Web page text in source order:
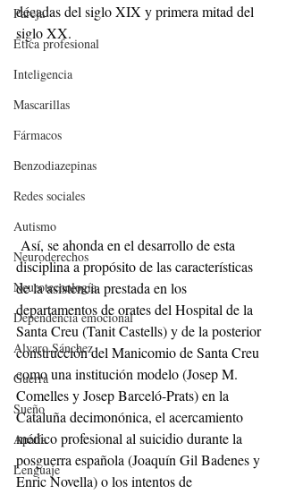
Pareja
Ética profesional
Inteligencia
Mascarillas
Fármacos
Benzodiazepinas
Redes sociales
Autismo
Neuroderechos
Neurotecnología
Dependencia emocional
Alvaro Sánchez
Guerra
Sueño
Apatía
Lenguaje
décadas del siglo XIX y primera mitad del
siglo XX.
Así, se ahonda en el desarrollo de esta
disciplina a propósito de las características
de la asistencia prestada en los
departamentos de orates del Hospital de la
Santa Creu (Tanit Castells) y de la posterior
construcción del Manicomio de Santa Creu
como una institución modelo (Josep M.
Comelles y Josep Barceló-Prats) en la
Cataluña decimonónica, el acercamiento
médico profesional al suicidio durante la
posguerra española (Joaquín Gil Badenes y
Enric Novella) o los intentos de